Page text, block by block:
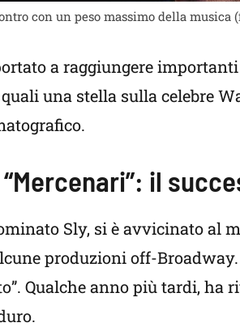
con un peso massimo della musica
a raggiungere
una stella sulla celebre
“Mercenari”: il
Sly, si è avvicinato al
produzioni off-
Qualche anno più tardi, ha